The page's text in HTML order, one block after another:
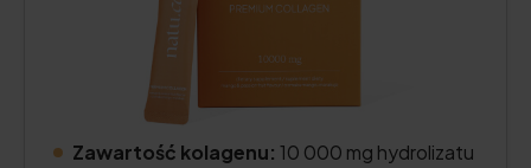
Zawartość kolagenu: 10 000 mg hydrolizatu